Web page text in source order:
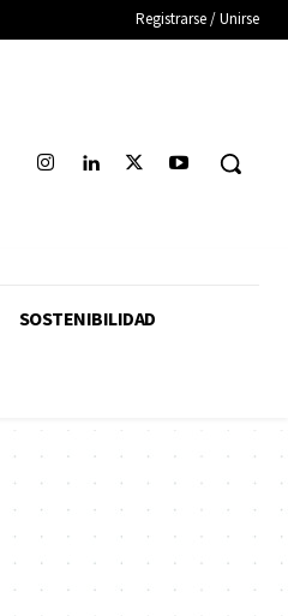
Registrarse / Unirse
SOSTENIBILIDAD